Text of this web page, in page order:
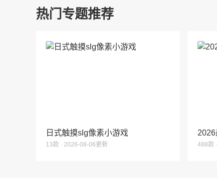
热门专题推荐
日式触摸slg像素小游戏
13款 · 2026-08-06更新 488款